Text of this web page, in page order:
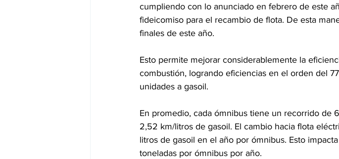
cumpliendo con lo anunciado en febrero de este
fideicomiso para el recambio de flota. De esta
finales de este año.
Esto permite mejorar considerablemente la
combustión, logrando eficiencias en el orden del
unidades a gasoil.
En promedio, cada ómnibus tiene un recorrido de
2,52 km/litros de gasoil. El cambio hacia flota
litros de gasoil en el año por ómnibus. Esto
toneladas por ómnibus por año.